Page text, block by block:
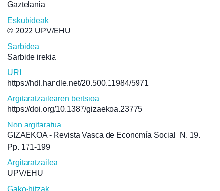
Gaztelania
Eskubideak
© 2022 UPV/EHU
Sarbidea
Sarbide irekia
URI
https://hdl.handle.net/20.500.11984/5971
Argitaratzailearen bertsioa
https://doi.org/10.1387/gizaekoa.23775
Non argitaratua
GIZAEKOA - Revista Vasca de Economía Social
N. 19.
Pp. 171-199
Argitaratzailea
UPV/EHU
Gako-hitzak